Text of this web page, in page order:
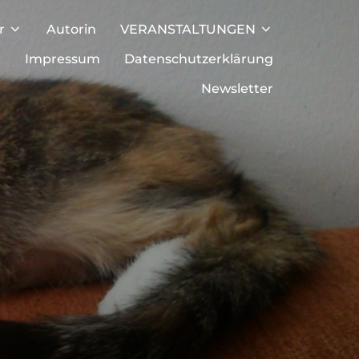
Autorin
VERANSTALTUNGEN
Impressum
Datenschutzerklärung
Newsletter